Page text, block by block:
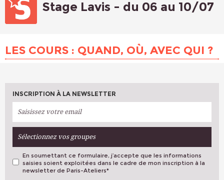
ATELIERS À L’ANNÉE
INFOS PRATIQUES
Stage Lavis - du 06 au 10/07
LES COURS : QUAND, OÙ, AVEC QUI ?
INSCRIPTION À LA NEWSLETTER
Sélectionnez vos groupes
En soumettant ce formulaire, j’accepte que les informations
saisies soient exploitées dans le cadre de mon inscription à la
newsletter de Paris-Ateliers*